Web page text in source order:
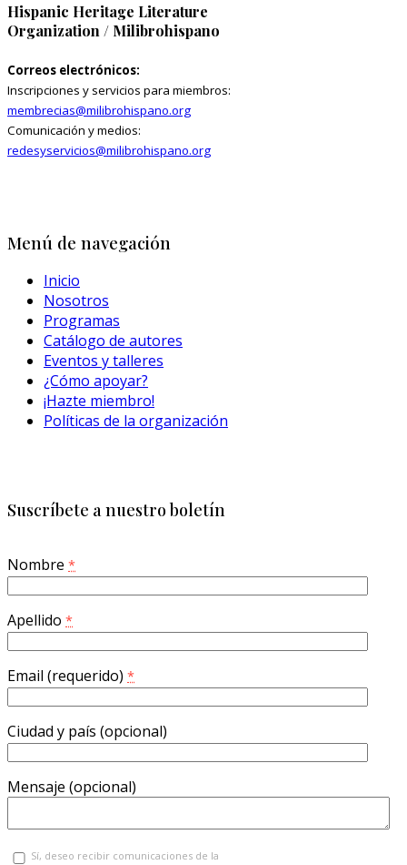
Hispanic Heritage Literature
Organization / Milibrohispano
Correos electrónicos:
Inscripciones y servicios para miembros:
membrecias@milibrohispano.org
Comunicación y medios:
redesyservicios@milibrohispano.org
Menú de navegación
Inicio
Nosotros
Programas
Catálogo de autores
Eventos y talleres
¿Cómo apoyar?
¡Hazte miembro!
Políticas de la organización
Suscríbete a nuestro boletín
Nombre *
Apellido *
Email (requerido) *
Ciudad y país (opcional)
Mensaje (opcional)
Sí, deseo recibir comunicaciones de la